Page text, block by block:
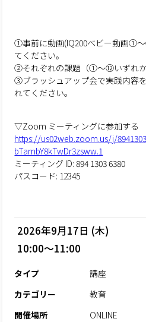
①事前に動画(IQ200ベビー動画①
てください。
②それぞれの課題（①～⑫いずれか
③ブラッシュアップ会で実践内容
れてください。
▽Zoom ミーティングに参加する
https://us02web.zoom.us/j/
bTambY8kTwDr3zsww.1
ミーティング ID: 894 1303 6380
パスコード: 12345
2026年9月17日 (木)
10:00～11:00
タイプ
講座
カテゴリー
教育
開催場所
ONLINE